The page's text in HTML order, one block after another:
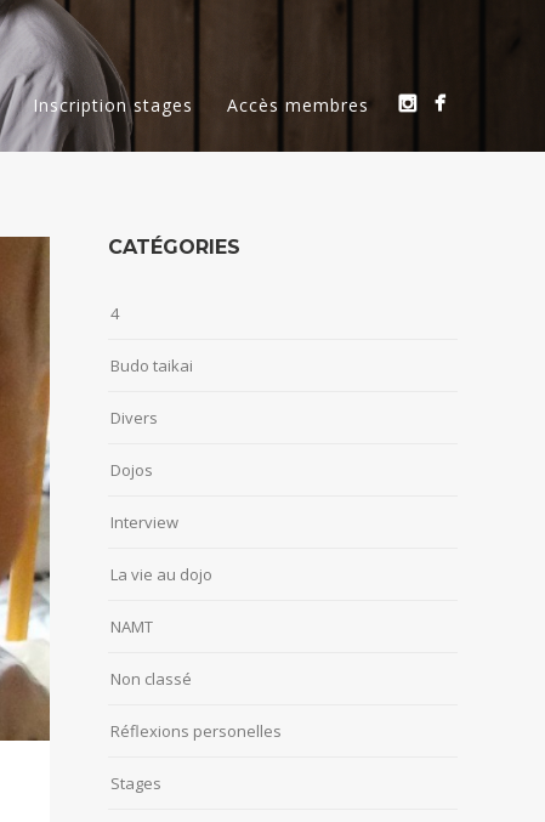
Inscription stages Accès membres
CATÉGORIES
4
Budo taikai
Divers
Dojos
Interview
La vie au dojo
NAMT
Non classé
Réflexions personelles
Stages